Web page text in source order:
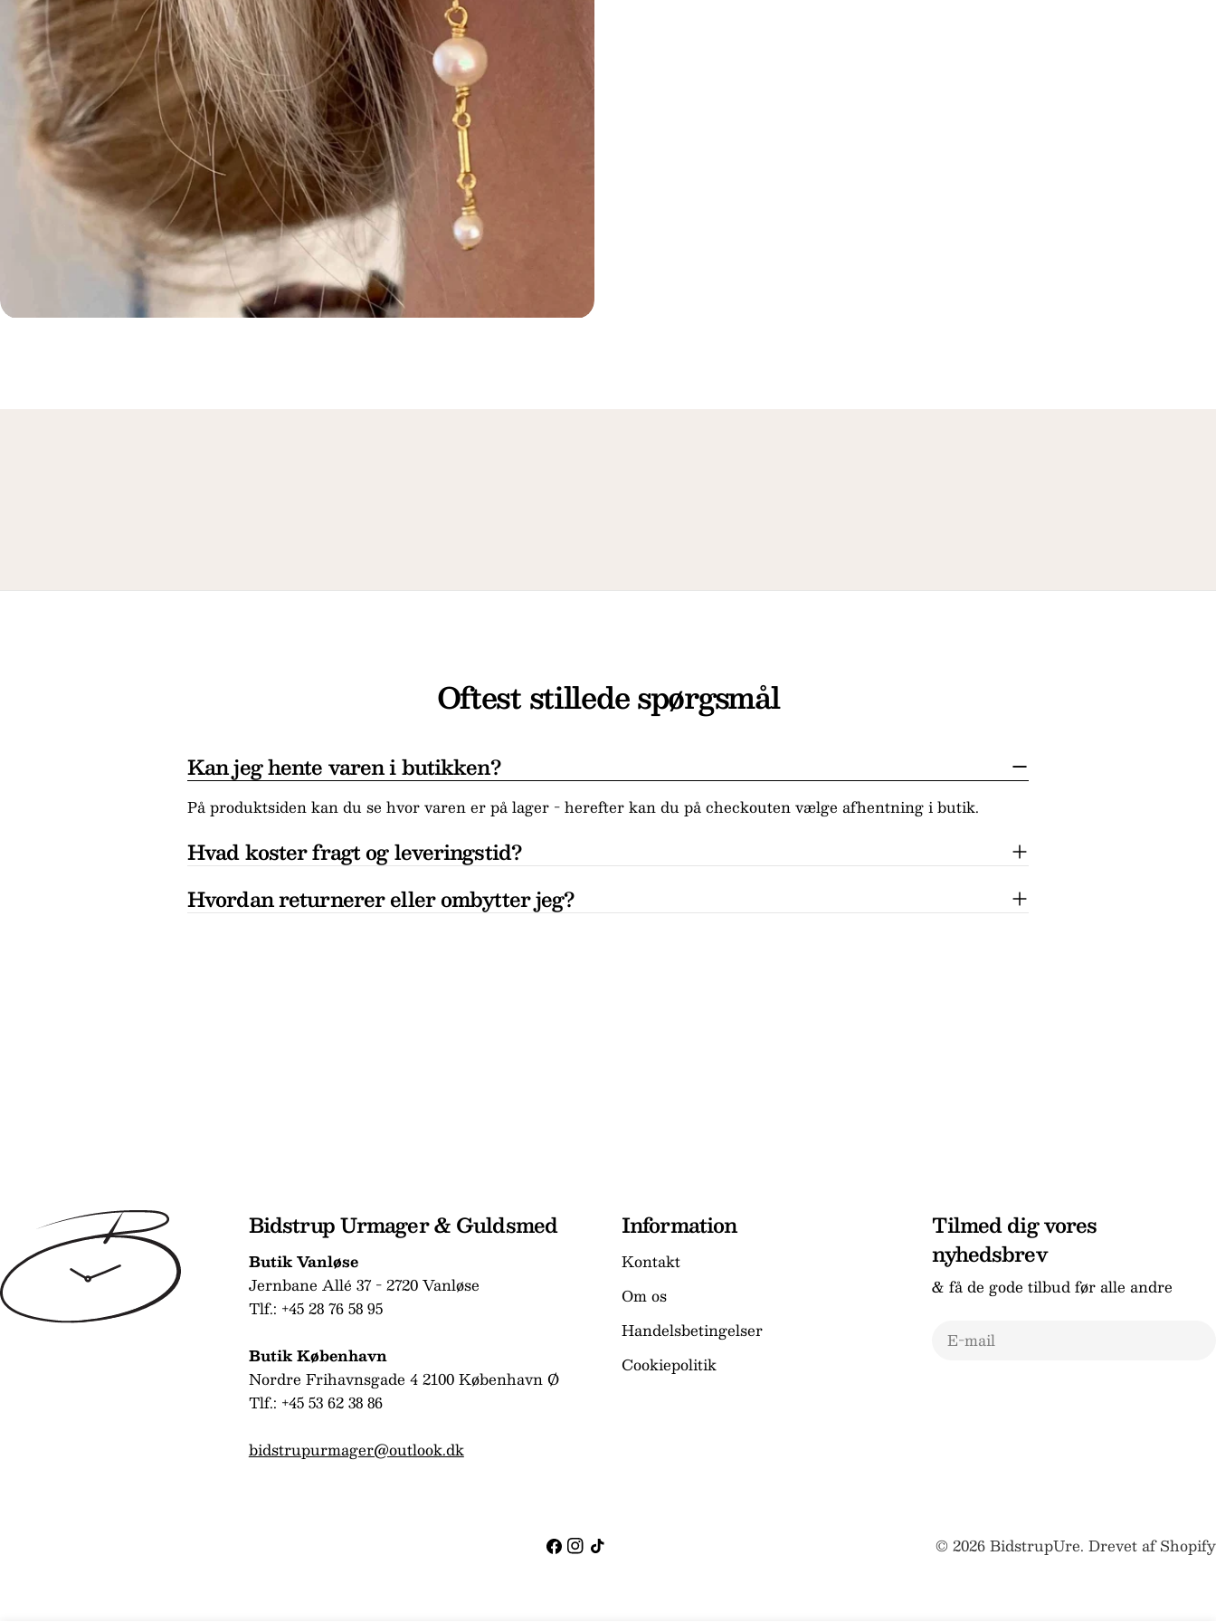
Oftest stillede spørgsmål
Kan jeg hente varen i butikken?
På produktsiden kan du se hvor varen er på lager - herefter kan du på checkouten vælge afhentning i butik.
Hvad koster fragt og leveringstid?
Hvordan returnerer eller ombytter jeg?
Bidstrup Urmager & Guldsmed
Butik Vanløse
Jernbane Allé 37 - 2720 Vanløse
Tlf.: +45 28 76 58 95
Butik København
Nordre Frihavnsgade 4 2100 København Ø
Tlf.: +45 53 62 38 86
bidstrupurmager@outlook.dk
Information
Kontakt
Om os
Handelsbetingelser
Cookiepolitik
Tilmed dig vores
nyhedsbrev
& få de gode tilbud før alle andre
E-
Facebook
Instagram
TikTok © 2026BidstrupUre. Drevet af Shopify